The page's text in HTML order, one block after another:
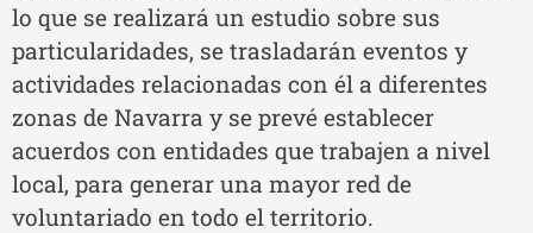
lo que se realizará un estudio sobre sus
particularidades, se trasladarán eventos y
actividades relacionadas con él a diferentes
zonas de Navarra y se prevé establecer
acuerdos con entidades que trabajen a nivel
local, para generar una mayor red de
voluntariado en todo el territorio.